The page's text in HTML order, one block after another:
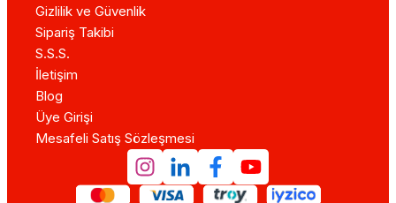
Gizlilik ve Güvenlik
Sipariş Takibi
S.S.S.
İletişim
Blog
Üye Girişi
Mesafeli Satış Sözleşmesi